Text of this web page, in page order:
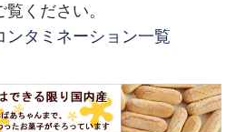
ください。
タミネーション一覧